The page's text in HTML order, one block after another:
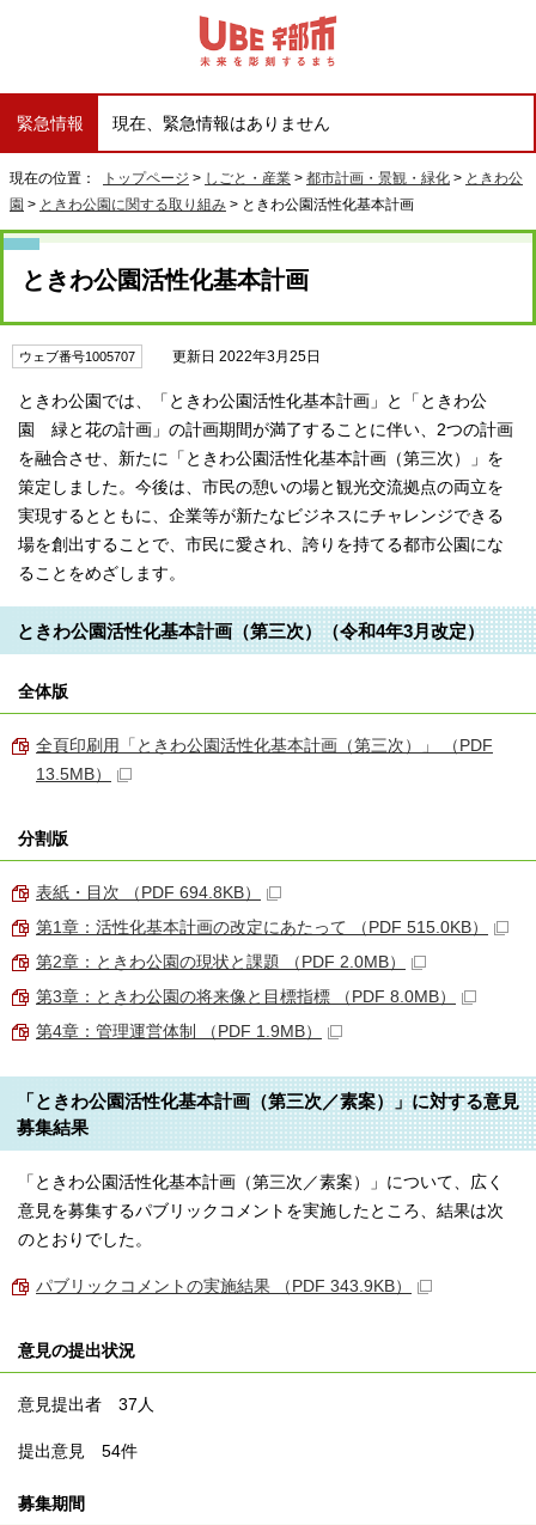
緊急情報 現在、緊急情報はありません
現在の位置： トップページ > しごと・産業 > 都市計画・景観・緑化 > ときわ公
園 > ときわ公園に関する取り組み > ときわ公園活性化基本計画
ときわ公園活性化基本計画
ウェブ番号1005707 更新日 2022年3月25日
ときわ公園では、「ときわ公園活性化基本計画」と「ときわ公
園 緑と花の計画」の計画期間が満了することに伴い、2つの計画
を融合させ、新たに「ときわ公園活性化基本計画（第三次）」を
策定しました。今後は、市民の憩いの場と観光交流拠点の両立を
実現するとともに、企業等が新たなビジネスにチャレンジできる
場を創出することで、市民に愛され、誇りを持てる都市公園にな
ることをめざします。
ときわ公園活性化基本計画（第三次）（令和4年3月改定）
全体版
全頁印刷用「ときわ公園活性化基本計画（第三次）」 （PDF
13.5MB）
分割版
表紙・目次 （PDF 694.8KB）
第1章：活性化基本計画の改定にあたって （PDF 515.0KB）
第2章：ときわ公園の現状と課題 （PDF 2.0MB）
第3章：ときわ公園の将来像と目標指標 （PDF 8.0MB）
第4章：管理運営体制 （PDF 1.9MB）
「ときわ公園活性化基本計画（第三次／素案）」に対する意見
募集結果
「ときわ公園活性化基本計画（第三次／素案）」について、広く
意見を募集するパブリックコメントを実施したところ、結果は次
のとおりでした。
パブリックコメントの実施結果 （PDF 343.9KB）
意見の提出状況
意見提出者 37人
提出意見 54件
募集期間